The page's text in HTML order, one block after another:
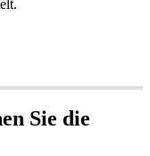
Sie die